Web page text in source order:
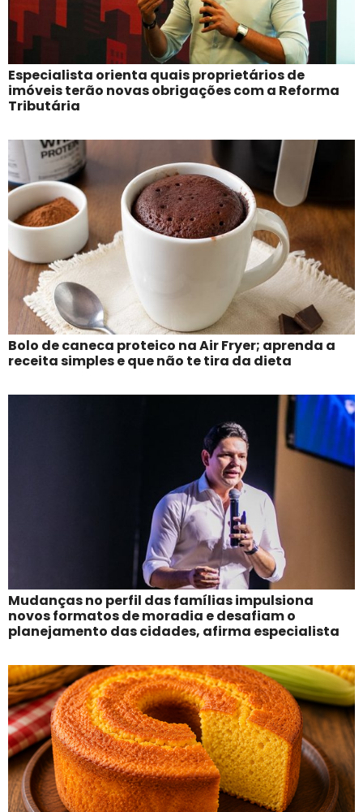
Especialista orienta quais proprietários de
imóveis terão novas obrigações com a Reforma
Tributária
Bolo de caneca proteico na Air Fryer; aprenda a
receita simples e que não te tira da dieta
Mudanças no perfil das famílias impulsiona
novos formatos de moradia e desafiam o
planejamento das cidades, afirma especialista